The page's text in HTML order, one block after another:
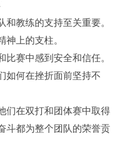
教练的支持至关重要。
神上的支柱。
比赛中感到安全和信任。
如何在挫折面前坚持不
们在双打和团体赛中取得
斗都为整个团队的荣誉贡